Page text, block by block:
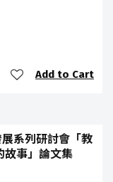
Add to Cart
系列研討會「教
故事」論文集